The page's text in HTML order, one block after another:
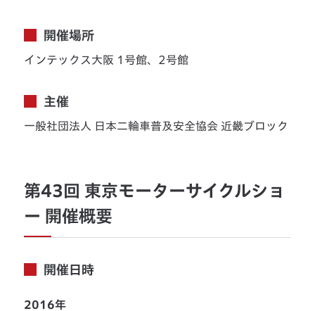
開催場所
インテックス大阪 1号館、2号館
主催
一般社団法人 日本二輪車普及安全協会 近畿ブロック
第43回 東京モーターサイクルショ
ー 開催概要
開催日時
2016年